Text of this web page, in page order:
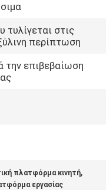
τυλίγεται στις
περίπτωση
την επιβεβαίωση
πλατφόρμα κινητή,
εργασίας